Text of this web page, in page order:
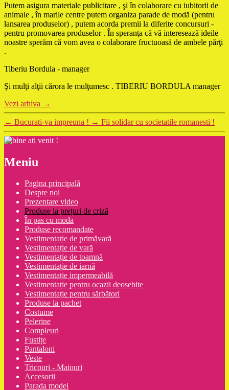
Putem asigura materiale publicitare , şi în colaborare cu iubitorii de
animale , în marile centre putem organiza parade de modă (pentru
lansarea produselor) , putem acorda premii la diferite concursuri -
pentru promovarea produselor . În speranţa că vă interesează ideile
noastre sperăm că vom avea o colaborare fructuoasă de ambele părţi
.
Tiberiu Bordula - manager
Şi mulţi alţii cărora le mulţumesc . TIBERIU BORDULA manager
Vezi arhiva →
← Bucurati-va impreuna ! → Fii solidar cu societatile romanesti !
Meniu
Pagina principală
Despre noi
Prezentare video
Produse la prețuri de criză
În pas cu moda
Produse recomandate
Vestimentație de primăvară
Vestimentație de vară
Vestimentație de toamnă
Vestimentație de iarnă
Vestimentație impermeabilă
Vestimentație pentru ocazii deosebite
Vestimentație pentru sărbători
Produse la pachet
Costume
Pelerine
Compleuri
Fustițe
Pantaloni
Veste
Tricouri - Maiouri
Accesorii
Parada modei